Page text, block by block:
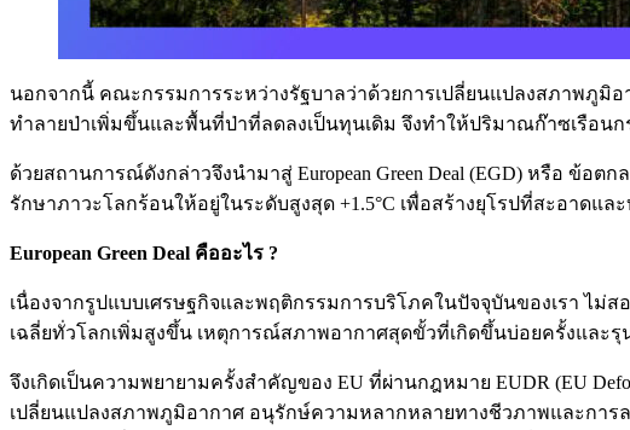
นอกจากนี้ คณะกรรมการระหว่างรัฐบาลว่าด้วยการเปลี่ยนแปลงสภาพภูมิอ
ทำลายป่าเพิ่มขึ้นและพื้นที่ป่าที่ลดลงเป็นทุนเดิม จึงทำให้ปริมาณก๊าซเรือน
ด้วยสถานการณ์ดังกล่าวจึงนำมาสู่ European Green Deal (EGD) หรือ ข้
รักษาภาวะโลกร้อนให้อยู่ในระดับสูงสุด +1.5°C เพื่อสร้างยุโรปที่สะอาดแ
European Green Deal คืออะไร ?
เนื่องจากรูปแบบเศรษฐกิจและพฤติกรรมการบริโภคในปัจจุบันของเรา ไ
เฉลี่ยทั่วโลกเพิ่มสูงขึ้น เหตุการณ์สภาพอากาศสุดขั้วที่เกิดขึ้นบ่อยครั้งและ
จึงเกิดเป็นความพยายามครั้งสำคัญของ EU ที่ผ่านกฎหมาย EUDR (EU
เปลี่ยนแปลงสภาพภูมิอากาศ อนุรักษ์ความหลากหลายทางชีวภาพและการ